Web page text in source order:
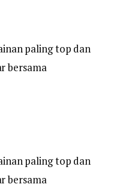
paling top dan
bersama
paling top dan
bersama